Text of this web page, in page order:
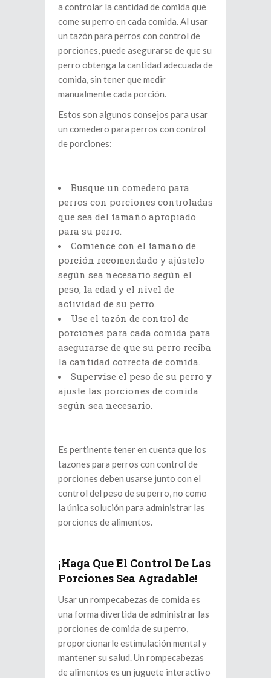
a controlar la cantidad de comida que
come su perro en cada comida. Al usar
un tazón para perros con control de
porciones, puede asegurarse de que su
perro obtenga la cantidad adecuada de
comida, sin tener que medir
manualmente cada porción.
Estos son algunos consejos para usar
un comedero para perros con control
de porciones:
Busque un comedero para
perros con porciones controladas
que sea del tamaño apropiado
para su perro.
Comience con el tamaño de
porción recomendado y ajústelo
según sea necesario según el
peso, la edad y el nivel de
actividad de su perro.
Use el tazón de control de
porciones para cada comida para
asegurarse de que su perro reciba
la cantidad correcta de comida.
Supervise el peso de su perro y
ajuste las porciones de comida
según sea necesario.
Es pertinente tener en cuenta que los
tazones para perros con control de
porciones deben usarse junto con el
control del peso de su perro, no como
la única solución para administrar las
porciones de alimentos.
¡Haga Que El Control De Las
Porciones Sea Agradable!
Usar un rompecabezas de comida es
una forma divertida de administrar las
porciones de comida de su perro,
proporcionarle estimulación mental y
mantener su salud. Un rompecabezas
de alimentos es un juguete interactivo